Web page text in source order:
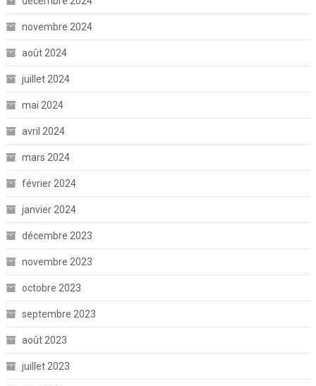
novembre 2024
août 2024
juillet 2024
mai 2024
avril 2024
mars 2024
février 2024
janvier 2024
décembre 2023
novembre 2023
octobre 2023
septembre 2023
août 2023
juillet 2023